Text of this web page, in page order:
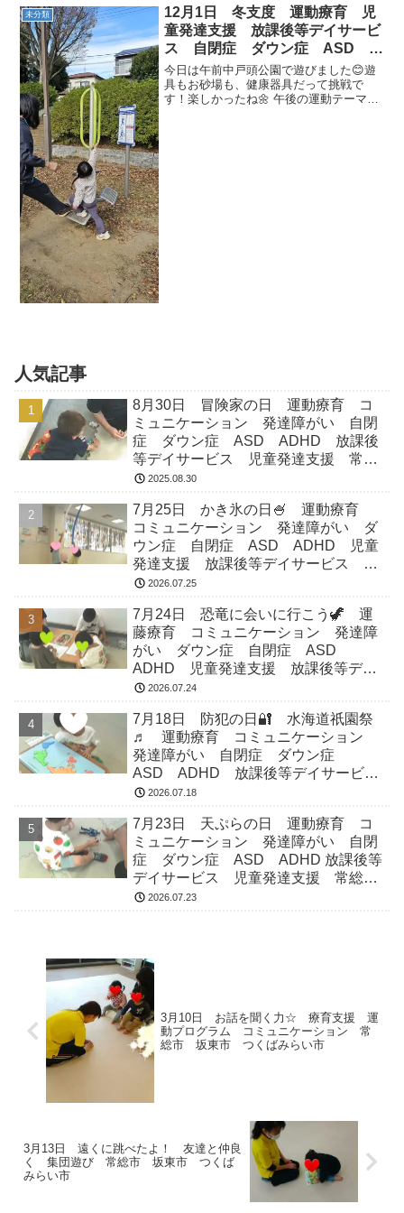
時間☆ 自分で遊んだオモチャもお片付
け出来るようになりま...
未分類
12月1日 冬支度 運動療育 児
童発達支援 放課後等デイサービ
ス 自閉症 ダウン症 ASD
ADHD 常総市 つくばみらい
市 守谷市
今日は午前中戸頭公園で遊びました😊遊
具もお砂場も、健康器具だって挑戦で
す！楽しかったね🌼 午後の運動テーマは
人気記事
8月30日 冒険家の日 運動療育 コ
ミュニケーション 発達障がい 自閉
症 ダウン症 ASD ADHD 放課後
等デイサービス 児童発達支援 常総
市 つくばみらい市 坂東市 守谷市
2025.08.30
7月25日 かき氷の日🍧 運動療育
コミュニケーション 発達障がい ダ
ウン症 自閉症 ASD ADHD 児童
発達支援 放課後等デイサービス 常
総市 つくばみらい市 坂東市 守谷
2026.07.25
7月24日 恐竜に会いに行こう🦖 運
藤療育 コミュニケーション 発達障
がい ダウン症 自閉症 ASD
ADHD 児童発達支援 放課後等デイ
サービス 常総市 つくばみらい市
2026.07.24
7月18日 防犯の日🔐 水海道祇園祭
♬ 運動療育 コミュニケーション
発達障がい 自閉症 ダウン症
ASD ADHD 放課後等デイサービ
ス 児童発達支援 常総市 つくばみ
2026.07.18
7月23日 天ぷらの日 運動療育 コ
ミュニケーション 発達障がい 自閉
症 ダウン症 ASD ADHD 放課後等
デイサービス 児童発達支援 常総
市 つくばみらい市 坂東市 守谷市
2026.07.23
3月10日 お話を聞く力☆ 療育支援 運
動プログラム コミュニケーション 常
総市 坂東市 つくばみらい市
3月13日 遠くに跳べたよ！ 友達と仲良
く 集団遊び 常総市 坂東市 つくば
みらい市